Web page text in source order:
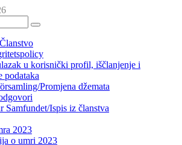
u korisnički profil, iščlanjenje i
podataka
Promjena džemata
Samfundet/Ispis iz članstva
2023
o umri 2023